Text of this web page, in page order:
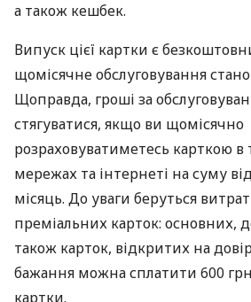
а також кешбек.
Випуск цієї картки є
щомісячне обслуговування
Щоправда, гроші за
стягуватися, якщо ви щомісячно
розраховуватиметесь карткою в
мережах та інтернеті на суму
місяць. До уваги беруться
преміальних карток: основних,
також карток, відкритих на
бажання можна сплатити 600
картки.